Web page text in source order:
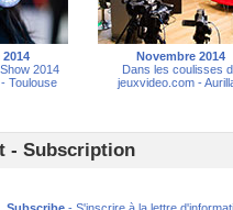
2014
Toulouse
Novembre 2014
Dans les coulisses
jeuxvideo.com -
- Subscription